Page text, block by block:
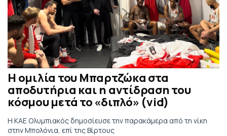
Η ομιλία του Μπαρτζώκα στα
αποδυτήρια και η αντίδραση του
κόσμου μετά το «διπλό» (vid)
Η ΚΑΕ Ολυμπιακός δημοσίευσε την παρακάμερα από τη νίκη
στην Μπολόνια, επί της Βίρτους